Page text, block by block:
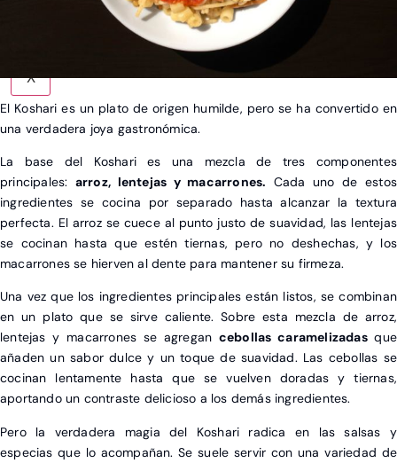
VIETNAM
X
El Koshari es un plato de origen humilde, pero se ha convertido en
una verdadera joya gastronómica.
La base del Koshari es una mezcla de tres componentes
principales: arroz, lentejas y macarrones. Cada uno de estos
ingredientes se cocina por separado hasta alcanzar la textura
perfecta. El arroz se cuece al punto justo de suavidad, las lentejas
se cocinan hasta que estén tiernas, pero no deshechas, y los
macarrones se hierven al dente para mantener su firmeza.
Una vez que los ingredientes principales están listos, se combinan
en un plato que se sirve caliente. Sobre esta mezcla de arroz,
lentejas y macarrones se agregan cebollas caramelizadasque
añaden un sabor dulce y un toque de suavidad. Las cebollas se
cocinan lentamente hasta que se vuelven doradas y tiernas,
aportando un contraste delicioso a los demás ingredientes.
Pero la verdadera magia del Koshari radica en las salsas y
especias que lo acompañan. Se suele servir con una variedad de